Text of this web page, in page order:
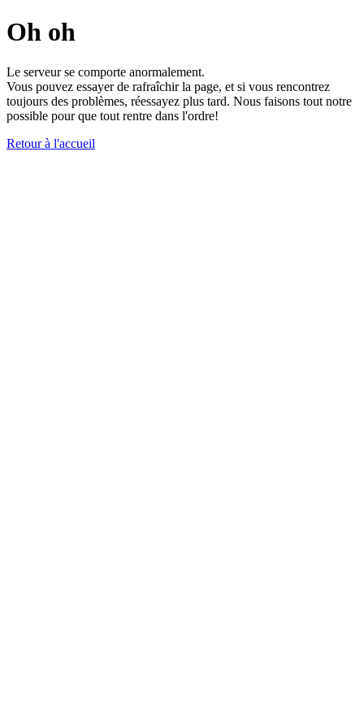
Oh oh
Le serveur se comporte anormalement.
Vous pouvez essayer de rafraîchir la page, et si vous rencontrez
toujours des problèmes, réessayez plus tard. Nous faisons tout notre
possible pour que tout rentre dans l'ordre!
Retour à l'accueil